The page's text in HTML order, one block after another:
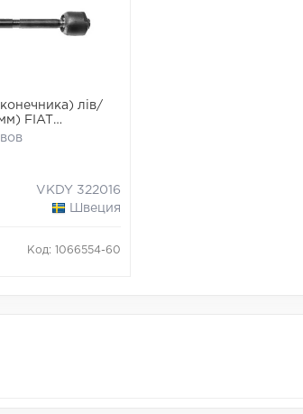
лів/
FIAT
/ 600 0.7-
VKDY 322016
Швеция
Код: 1066554-60